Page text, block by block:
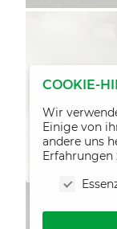
COOKIE-
Wir
Einige von
andere uns
Erfahrungen